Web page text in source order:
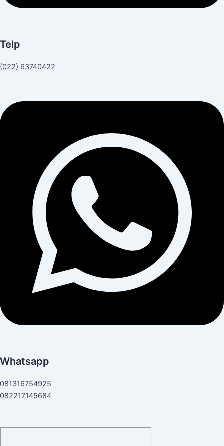
Telp
(022) 63740422
Whatsapp
081316754925
082217145684